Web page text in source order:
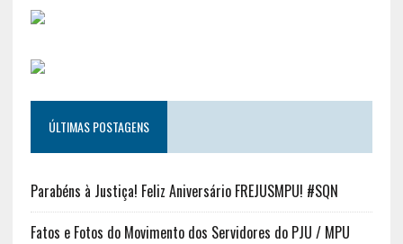
ÚLTIMAS POSTAGENS
Parabéns à Justiça! Feliz Aniversário FREJUSMPU! #SQN
Fatos e Fotos do Movimento dos Servidores do PJU / MPU